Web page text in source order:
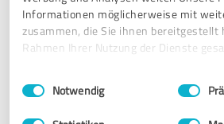
Informationen möglicherweise mit
zusammen, die Sie ihnen bereitgestellt
Rahmen Ihrer Nutzung der Dienste
Impressum Datenschutzbestimmungen
Einwilligungsauswahl
Notwendig
Erfahrungen zu
Anbietern aus dem
TOSTANDIN Personalservice GmbH